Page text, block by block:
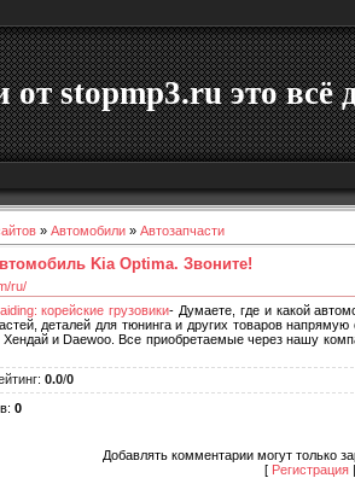
от stopmp3.ru это всё
» Автомобили » Автозапчасти
Kia Optima. Звоните!
ru/
корейские грузовики- Думаете, где и какой
деталей для тюнинга и других товаров
и Daewoo. Все приобретаемые через нашу
: 0.0/0
: 0
Добавлять комментарии могут только
[ Регистрация |